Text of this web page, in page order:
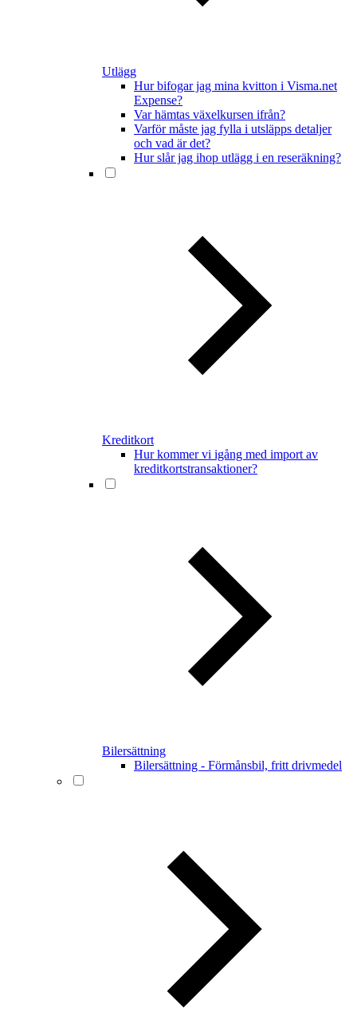
Utlägg
Hur bifogar jag mina kvitton i Visma.net
Expense?
Var hämtas växelkursen ifrån?
Varför måste jag fylla i utsläpps detaljer
och vad är det?
Hur slår jag ihop utlägg i en reseräkning?
Kreditkort
Hur kommer vi igång med import av
kreditkortstransaktioner?
Bilersättning
Bilersättning - Förmånsbil, fritt drivmedel